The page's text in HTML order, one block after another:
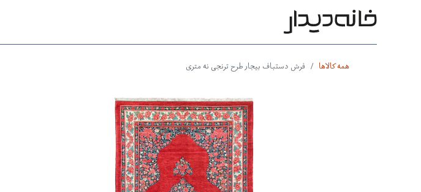
همه کالاها فرش دستباف بیجار طرح ترنجی نه متری